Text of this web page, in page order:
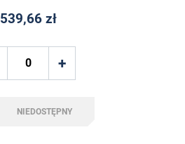
539,66 zł
NIEDOSTĘPNY